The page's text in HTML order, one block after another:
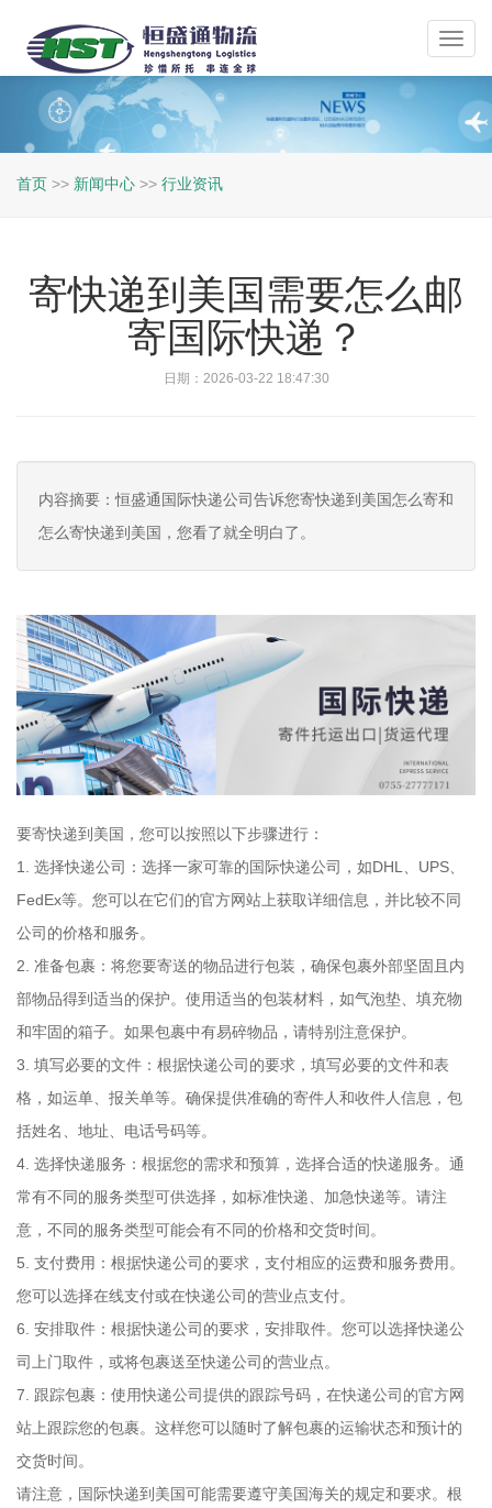
首页 >> 新闻中心 >> 行业资讯
寄快递到美国需要怎么邮
寄国际快递？
日期：2026-03-22 18:47:30
内容摘要：恒盛通国际快递公司告诉您寄快递到美国怎么寄和
怎么寄快递到美国，您看了就全明白了。
要寄快递到美国，您可以按照以下步骤进行：
1. 选择快递公司：选择一家可靠的国际快递公司，如DHL、UPS、
FedEx等。您可以在它们的官方网站上获取详细信息，并比较不同
公司的价格和服务。
2. 准备包裹：将您要寄送的物品进行包装，确保包裹外部坚固且内
部物品得到适当的保护。使用适当的包装材料，如气泡垫、填充物
和牢固的箱子。如果包裹中有易碎物品，请特别注意保护。
3. 填写必要的文件：根据快递公司的要求，填写必要的文件和表
格，如运单、报关单等。确保提供准确的寄件人和收件人信息，包
括姓名、地址、电话号码等。
4. 选择快递服务：根据您的需求和预算，选择合适的快递服务。通
常有不同的服务类型可供选择，如标准快递、加急快递等。请注
意，不同的服务类型可能会有不同的价格和交货时间。
5. 支付费用：根据快递公司的要求，支付相应的运费和服务费用。
您可以选择在线支付或在快递公司的营业点支付。
6. 安排取件：根据快递公司的要求，安排取件。您可以选择快递公
司上门取件，或将包裹送至快递公司的营业点。
7. 跟踪包裹：使用快递公司提供的跟踪号码，在快递公司的官方网
站上跟踪您的包裹。这样您可以随时了解包裹的运输状态和预计的
交货时间。
请注意，国际快递到美国可能需要遵守美国海关的规定和要求。根